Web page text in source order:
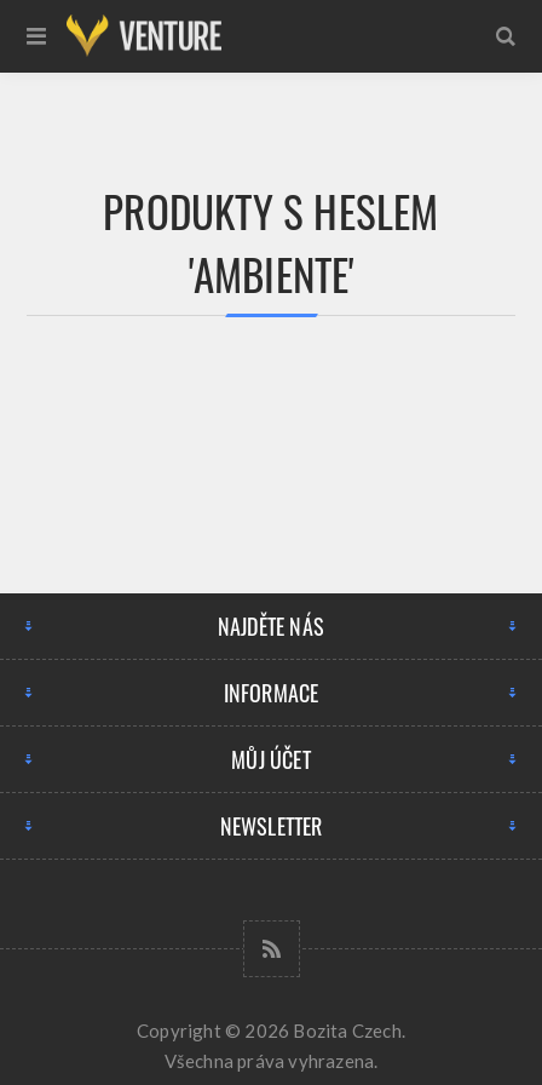
PRODUKTY S HESLEM
'AMBIENTE'
NAJDĚTE NÁS
INFORMACE
MŮJ ÚČET
NEWSLETTER
Copyright © 2026 Bozita Czech.
Všechna práva vyhrazena.